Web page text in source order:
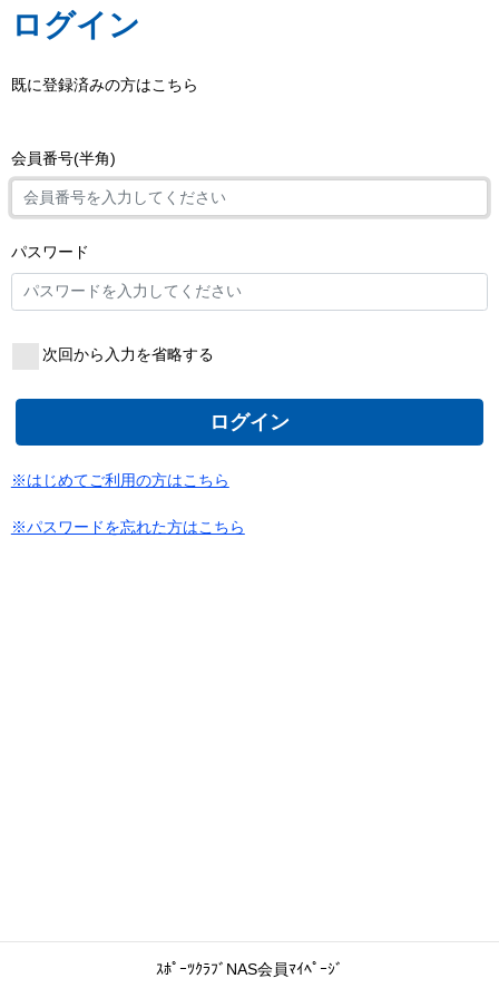
ログイン
既に登録済みの方はこちら
会員番号(半角)
パスワード
次回から入力を省略する
ログイン
※はじめてご利用の方はこちら
※パスワードを忘れた方はこちら
ｽﾎﾟｰﾂｸﾗﾌﾞNAS会員ﾏｲﾍﾟｰｼﾞ